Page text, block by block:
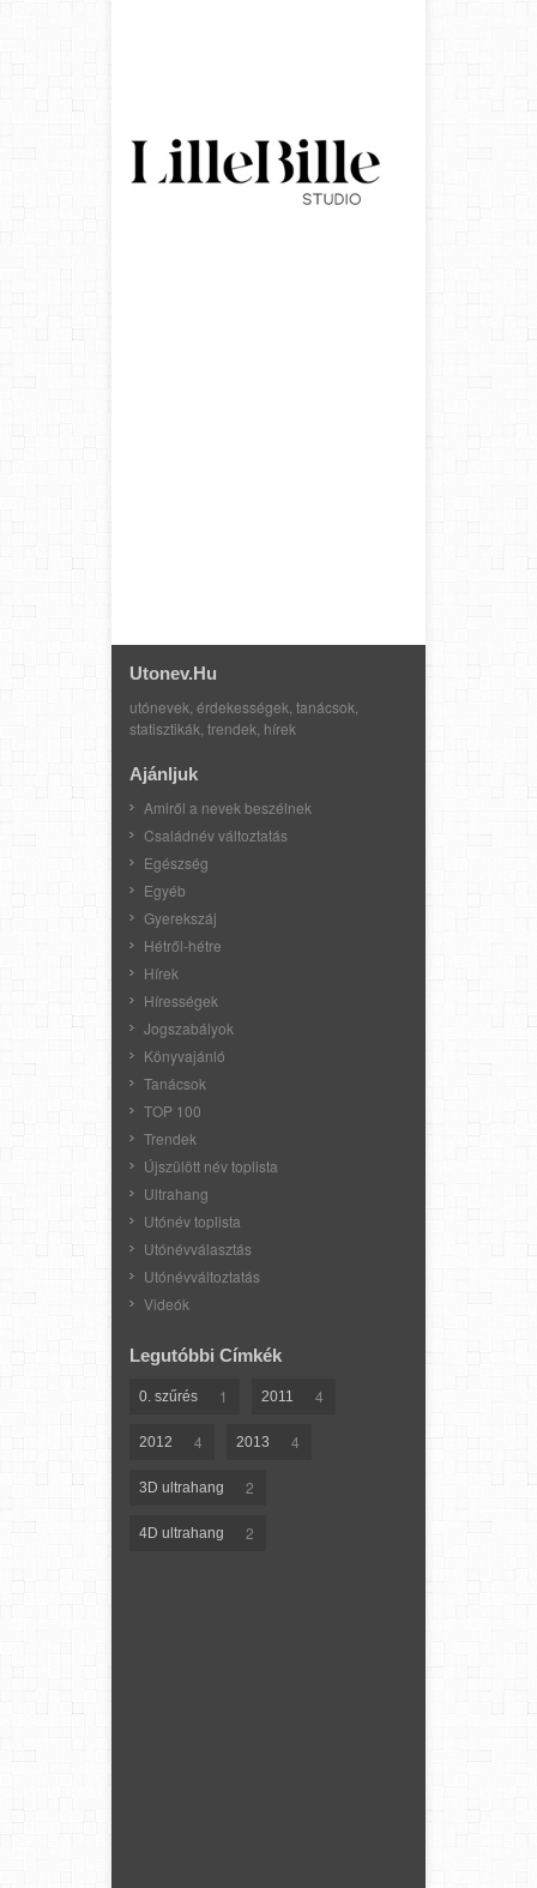
Utonev.hu
utónevek, érdekességek, tanácsok,
statisztikák, trendek, hírek
Ajánljuk
Amiről a nevek beszélnek
Családnév változtatás
Egészség
Egyéb
Gyerekszáj
Hétről-hétre
Hírek
Hírességek
Jogszabályok
Könyvajánló
Tanácsok
TOP 100
Trendek
Újszülött név toplista
Ultrahang
Utónév toplista
Utónévválasztás
Utónévváltoztatás
Videók
Legutóbbi Címkék
0. szűrés 1 2011 4
2012 4 2013 4
3D ultrahang 2
4D ultrahang 2